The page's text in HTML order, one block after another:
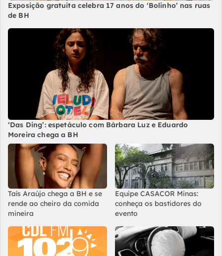
Exposição gratuita celebra 17 anos do ‘Bolinho’ nas ruas
de BH
‘Das Ding’: espetáculo com Bárbara Luz e Eduardo
Moreira chega a BH
Taís Araújo chega a BH e se
rende ao cheiro da comida
mineira
Equipe CASACOR Minas:
conheça os bastidores do
evento